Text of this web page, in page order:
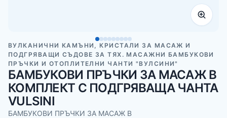
ВУЛКАНИЧНИ КАМЪНИ, КРИСТАЛИ ЗА МАСАЖ И
ПОДГРЯВАЩИ СЪДОВЕ ЗА ТЯХ. МАСАЖНИ БАМБУКОВИ
ПРЪЧКИ И ОТОПЛИТЕЛНИ ЧАНТИ "ВУЛСИНИ"
БАМБУКОВИ ПРЪЧКИ ЗА МАСАЖ В
КОМПЛЕКТ С ПОДГРЯВАЩА ЧАНТА
VULSINI
БАМБУКОВИ ПРЪЧКИ ЗА МАСАЖ В